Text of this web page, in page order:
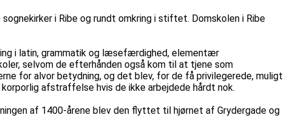
i Ribe og rundt omkring i stiftet. Domskolen i Ribe
i latin, grammatik og læsefærdighed, elementær
selvom de efterhånden også kom til at tjene som
for alvor betydning, og det blev, for de få privilegerede, muligt
afstraffelse hvis de ikke arbejdede hårdt nok.
af 1400-årene blev den flyttet til hjørnet af Grydergade og